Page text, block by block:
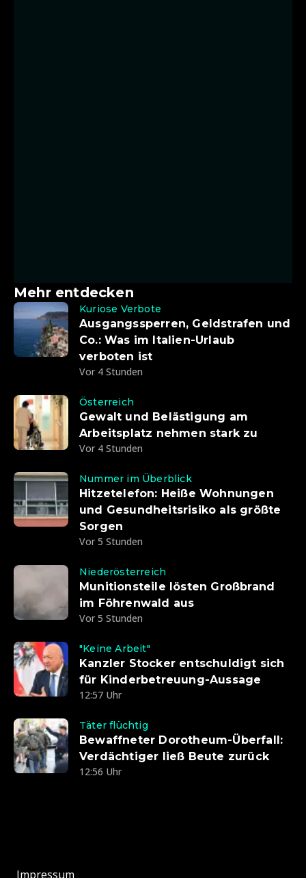
Mehr entdecken
Kuriose Verbote
Ausgangssperren, Geldstrafen und
Co.: Was im Italien-Urlaub
verboten ist
Vor 4 Stunden
Österreich
Gewalt und Belästigung am
Arbeitsplatz nehmen stark zu
Vor 4 Stunden
Nummer im Überblick
Hitzetelefon: Heiße Wohnungen
und Gesundheitsrisiko als größte
Sorgen
Vor 5 Stunden
Niederösterreich
Munitionsteile lösten Großbrand
im Föhrenwald aus
Vor 5 Stunden
"Keine Arbeit"
Kanzler Stocker entschuldigt sich
für Kinderbetreuung-Aussage
12:57 Uhr
Täter flüchtig
Bewaffneter Dorotheum-Überfall:
Verdächtiger ließ Beute zurück
12:56 Uhr
Impressum